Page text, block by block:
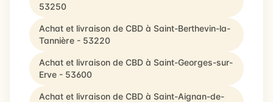
53250
Achat et livraison de CBD à Saint-Berthevin-la-
Tannière - 53220
Achat et livraison de CBD à Saint-Georges-sur-
Erve - 53600
Achat et livraison de CBD à Saint-Aignan-de-